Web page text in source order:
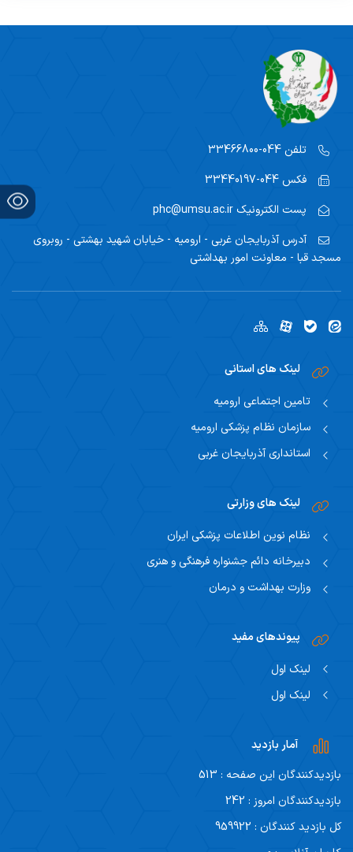
کنترل دخانیات
ابتکارات جامعه محور(CBI)
پیوست های سلامت
تلفن
فکس
پست الکترونیک
آدرس آذربایجان غربی - ارومیه - خیابان شهید بهشتی - روبروی
مسجد قبا - معاونت امور بهداشتی
لینک های استانی
تامین اجتماعی ارومیه
سازمان نظام پزشکی ارومیه
استانداری آذربایجان غربی
لینک های وزارتی
نظام نوین اطلاعات پزشکی ایران
دبیرخانه دائم جشنواره فرهنگی و هنری
وزارت بهداشت و درمان
پیوندهای مفید
لینک اول
لینک اول
آمار بازدید
بازدیدکنندگان این صفحه : 513
بازدیدکنندگان امروز : 242
کل بازدید کنندگان : 959922